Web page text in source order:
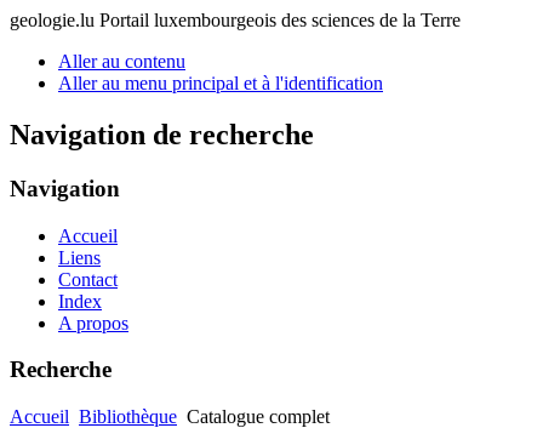
geologie.lu Portail luxembourgeois des sciences de la Terre
Aller au contenu
Aller au menu principal et à l'identification
Navigation de recherche
Navigation
Accueil
Liens
Contact
Index
A propos
Recherche
Accueil Bibliothèque Catalogue complet